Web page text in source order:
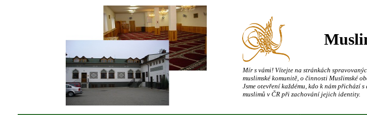
Mír s vámi! Vítejte na stránkách
muslimské komunitě, o činnosti Muslimské
Jsme otevření každému, kdo k nám přichází
muslimů v ČR při zachování jejich identity.